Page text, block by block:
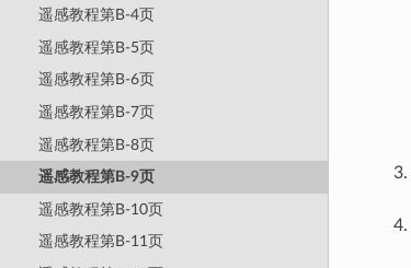
遥感教程第B-4页
遥感教程第B-5页
遥感教程第B-6页
遥感教程第B-7页
遥感教程第B-8页
遥感教程第B-9页
遥感教程第B-10页
遥感教程第B-11页